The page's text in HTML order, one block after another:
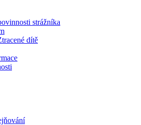
strážníka
dítě